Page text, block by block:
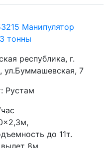
Манипулятор
тонны
республика, г.
ул.Буммашевская, 7
Рустам
до 11т.
8м,